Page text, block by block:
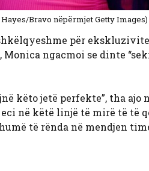
Hayes/Bravo nëpërmjet Getty Images)
për
ngacmoi se dinte
këto jetë perfekte”, tha ajo
në këtë linjë të mirë të të
të rënda në mendjen